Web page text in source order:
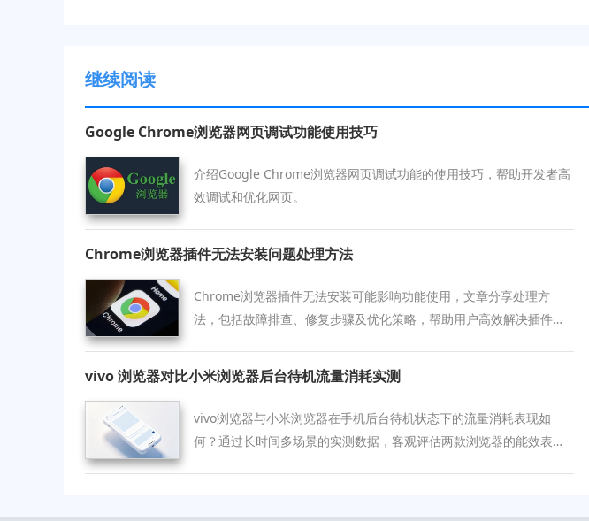
继续阅读
Google Chrome浏览器网页调试功能使用技巧
介绍Google Chrome浏览器网页调试功能的使用技巧，帮助开发者高
效调试和优化网页。
Chrome浏览器插件无法安装问题处理方法
Chrome浏览器插件无法安装可能影响功能使用，文章分享处理方
法，包括故障排查、修复步骤及优化策略，帮助用户高效解决插件安
vivo 浏览器对比小米浏览器后台待机流量消耗实测
vivo浏览器与小米浏览器在手机后台待机状态下的流量消耗表现如
何？通过长时间多场景的实测数据，客观评估两款浏览器的能效表